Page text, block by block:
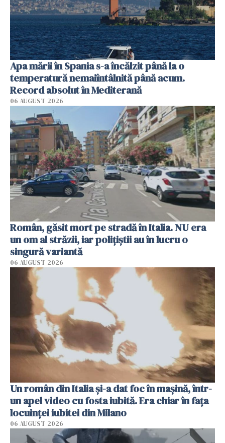
Apa mării în Spania s-a încălzit până la o
temperatură nemaiîntâlnită până acum.
Record absolut în Mediterană
06 AUGUST 2026
Român, găsit mort pe stradă în Italia. NU era
un om al străzii, iar polițiștii au în lucru o
singură variantă
06 AUGUST 2026
Un român din Italia și-a dat foc în mașină, într-
un apel video cu fosta iubită. Era chiar în fața
locuinței iubitei din Milano
06 AUGUST 2026